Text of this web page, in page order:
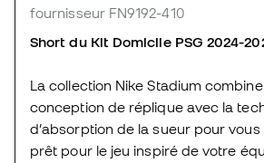
fournisseur FN9192-410
Short du Kit Domicile PSG 2024-
La collection Nike Stadium
conception de réplique avec la
d’absorption de la sueur pour
prêt pour le jeu inspiré de votre